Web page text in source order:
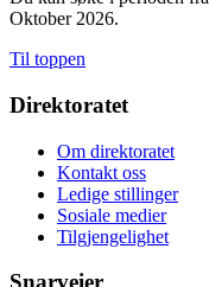
Oktober 2026.
Til toppen
Direktoratet
Om direktoratet
Kontakt oss
Ledige stillinger
Sosiale medier
Tilgjengelighet